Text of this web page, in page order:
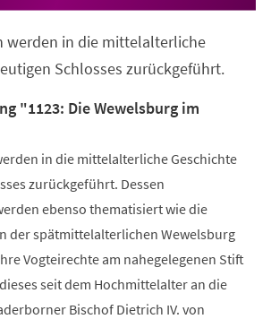
werden in die mittelalterliche
Schlosses zurückgeführt.
"1123: Die Wewelsburg im
in die mittelalterliche Geschichte
zurückgeführt. Dessen
ebenso thematisiert wie die
der spätmittelalterlichen Wewelsburg
Vogteirechte am nahegelegenen Stift
seit dem Hochmittelalter an die
Bischof Dietrich IV. von